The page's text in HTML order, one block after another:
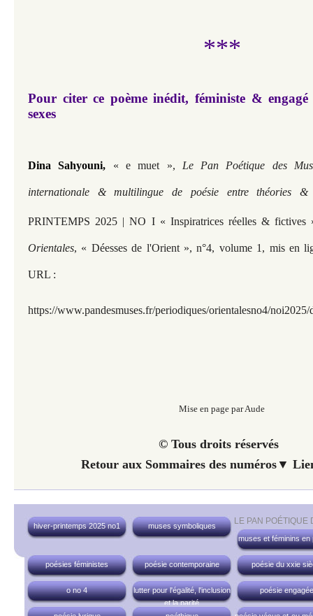
***
Pour citer ce poème inédit, féministe &
sexes
Dina Sahyouni, « e muet », Le Pan Poétique des
internationale & multilingue de poésie entre théories
PRINTEMPS 2025 | NO I « Inspiratrices réelles & fictives
Orientales, « Déesses de l'Orient », n°4, volume 1, mis en
URL :
https://www.pandesmuses.fr/periodiques/orientalesno4/noi2025/
Mise en page par Aude
© Tous droits réservés
Retour aux Sommaires des numéros▼
LE PAN POÉTIQUE
hiver-printemps 2025 no1
muses symboliques
muses et féminins en
poésies féministes poésie contemporaine poésie du xxie
o no 4
lutter pour l'égalité, l'inclusion
et la parité
poésie engagée